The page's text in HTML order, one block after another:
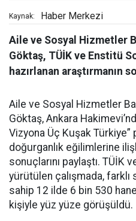
Kaynak: Haber Merkezi
Aile ve Sosyal Hizmetler
Göktaş, TÜİK ve Enstitü
hazırlanan araştırmanın
Aile ve Sosyal Hizmetler
Göktaş, Ankara
Vizyona Üç Kuşak Türkiye”
doğurganlık eğilimlerine
sonuçlarını paylaştı. TÜİK
yürütülen çalışmada,
sahip 12 ilde 6 bin 530
kişiyle yüz yüze görüşüldü.